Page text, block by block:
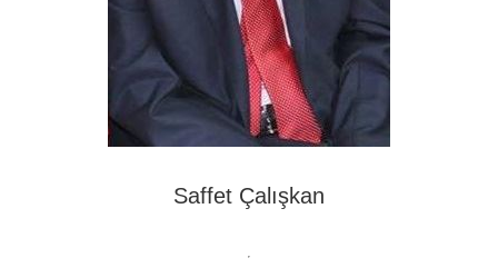
Saffet Çalışkan